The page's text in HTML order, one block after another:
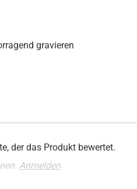
gravieren
der das Produkt bewertet.
Anmelden